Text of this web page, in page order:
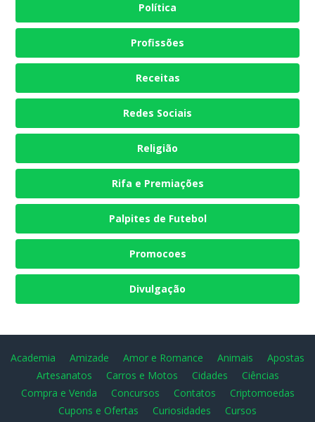
Política
Profissões
Receitas
Redes Sociais
Religião
Rifa e Premiações
Palpites de Futebol
Promocoes
Divulgação
Academia Amizade Amor e Romance Animais
Apostas
Artesanatos
Carros e Motos Cidades
Ciências
Compra e Venda
Concursos Contatos
Criptomoedas
Cupons e Ofertas
Curiosidades
Cursos